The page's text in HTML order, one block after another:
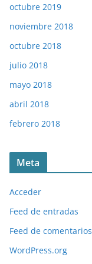
octubre 2019
noviembre 2018
octubre 2018
julio 2018
mayo 2018
abril 2018
febrero 2018
Meta
Acceder
Feed de entradas
Feed de comentarios
WordPress.org